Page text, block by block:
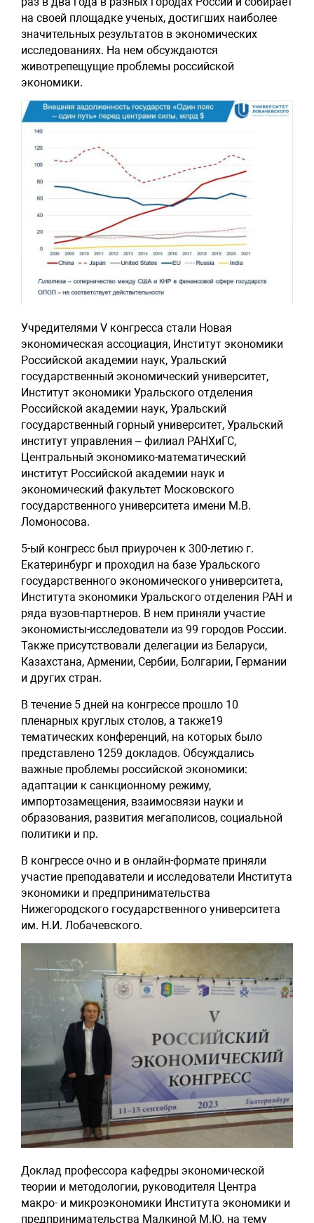
на своей площадке ученых, достигших наиболее
значительных результатов в экономических
исследованиях. На нем обсуждаются
животрепещущие проблемы российской
экономики.
Учредителями V конгресса стали Новая
экономическая ассоциация, Институт экономики
Российской академии наук, Уральский
государственный экономический университет,
Институт экономики Уральского отделения
Российской академии наук, Уральский
государственный горный университет, Уральский
институт управления – филиал РАНХиГС,
Центральный экономико-математический
институт Российской академии наук и
экономический факультет Московского
государственного университета имени М.В.
Ломоносова.
5-ый конгресс был приурочен к 300-летию г.
Екатеринбург и проходил на базе Уральского
государственного экономического университета,
Института экономики Уральского отделения РАН и
ряда вузов-партнеров. В нем приняли участие
экономисты-исследователи из 99 городов России.
Также присутствовали делегации из Беларуси,
Казахстана, Армении, Сербии, Болгарии, Германии
и других стран.
В течение 5 дней на конгрессе прошло 10
пленарных круглых столов, а также19
тематических конференций, на которых было
представлено 1259 докладов. Обсуждались
важные проблемы российской экономики:
адаптации к санкционному режиму,
импортозамещения, взаимосвязи науки и
образования, развития мегаполисов, социальной
политики и пр.
В конгрессе очно и в онлайн-формате приняли
участие преподаватели и исследователи Института
экономики и предпринимательства
Нижегородского государственного университета
им. Н.И. Лобачевского.
Доклад профессора кафедры экономической
теории и методологии, руководителя Центра
макро- и микроэкономики Института экономики и
предпринимательства Малкиной М.Ю. на тему